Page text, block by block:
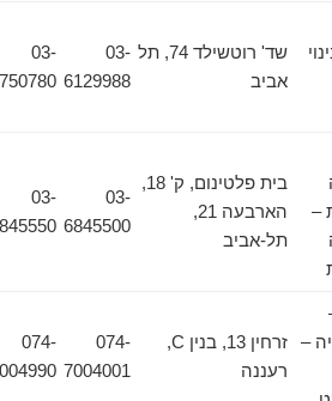
שד' רוטשילד 74, תל
אביב
03-
6129988
5750780
בית פלטינום, ק' 18,
הארבעה 21,
תל-אביב
03-
6845500
6845550
זרחין 13, בנין C,
רעננה
074-
7004001
074-
7004990